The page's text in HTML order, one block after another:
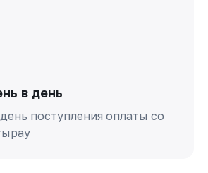
в день
поступления оплаты со